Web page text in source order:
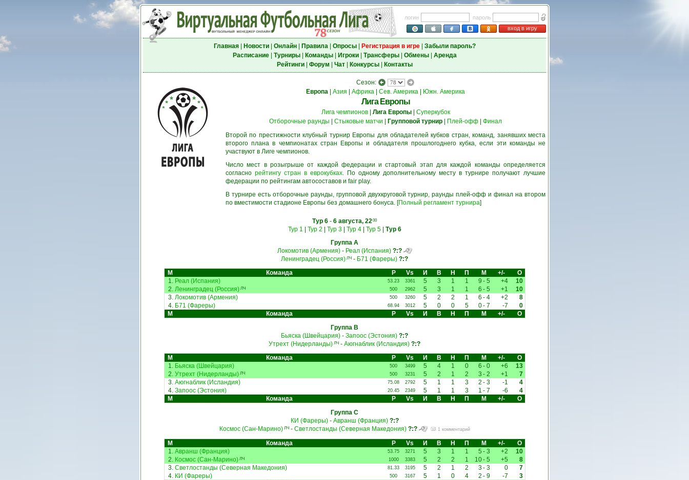
логин
пароль
вход в игру
Главная| Новости| Онлайн| Правила| Опросы| Регистрация в игре| Забыли пароль?
Расписание| Турниры| Команды| Игроки| Трансферы| Обмены| Аренда
Рейтинги| Форум Чат| Конкурсы| Контакты
Сезон:
Европа
Азия Африка Сев. Америка Южн. Америка
Лига Европы
Лига чемпионов| Лига Европы| Суперкубок
Отборочные раунды
Стыковые матчи Групповой турнир Плей-офф
Финал
Второй по престижности клубный турнир Европы для обладателей кубков стран, команд, занявших места
второго плана в чемпионатах стран Европы и обладателя прошлогоднего кубка, если эти команды не
участвуют в Лиге чемпионов.
Число мест в розыгрыше от каждой федерации и стартовый этап для каждой команды определяется
согласно рейтингу стран в еврокубках. По одному дополнительному месту в турнире получают лучшие
федерации по рейтингам автосоставов и fair play.
В турнире есть отборочные раунды, групповой двухкруговой турнир, раунды плей-офф и финал на втором
по вместимости стадионе Европы без домашнего бонуса. [Полный регламент турнира]
Тур 6 - 6 августа, 2200
Тур 1 Тур 2 Тур 3| Тур 4| Тур 5| Тур 6
Группа A
Локомотив (Армения)- Реал (Испания) ?:?
Ленинградец (Россия) ЛЧ - Б71 (Фареры) ?:?
М
Команда Р Vs И В Н П М +/-
О
1. Реал (Испания) 53.23 3361 5 3 1 1 9 - 5 +4
10
2. Ленинградец (Россия)ЛЧ 500 2962 5 3 1 1 6 - 5 +1
10
3. Локомотив (Армения) 500 3260 5 2 2 1 6 - 4 +2
8
4. Б71 (Фареры) 68.94 3012 5 0 0 5 0- 7 -7
0
М
Команда Р Vs И В Н П М +/-
О
Группа B
Бьяска (Швейцария) - Запоос (Эстония) ?:?
Утрехт (Нидерланды) ЛЧ - Аюгнаблик (Исландия) ?:?
М
Команда Р Vs И В Н П М +/-
О
1. Бьяска (Швейцария) 500 3499 5 4 1 0 6 - 0 +6
13
2. Утрехт (Нидерланды)ЛЧ 500 3231 5 2 1 2 3 - 2 +1
7
3. Аюгнаблик (Исландия) 75.08 2792 5 1 1 3 2 - 3 -1
4
4. Запоос (Эстония) 20.45 2349 5 1 1 3 1 - 7 -6
4
М
Команда Р Vs И В Н П М +/-
О
Группа C
КИ (Фареры)- Авранш (Франция) ?:?
Космос (Сан-Марино)ЛЧ- Светлостанды (Северная Македония) ?:? 1 комментарий
М Команда Р Vs И В Н П М +/-
О
1. Авранш (Франция) 53.75 3271 5 3 1 1 5 - 3 +2
10
2. Космос (Сан-Марино)ЛЧ 1000 3383 5 2 2 1 10- 5 +5
8
3. Светлостанды (Северная Македония) 81.33 3195 5 2 1 2 3- 3 0
7
4. КИ (Фареры) 500 3167 5 1 0 4 2 - 9 -7
3